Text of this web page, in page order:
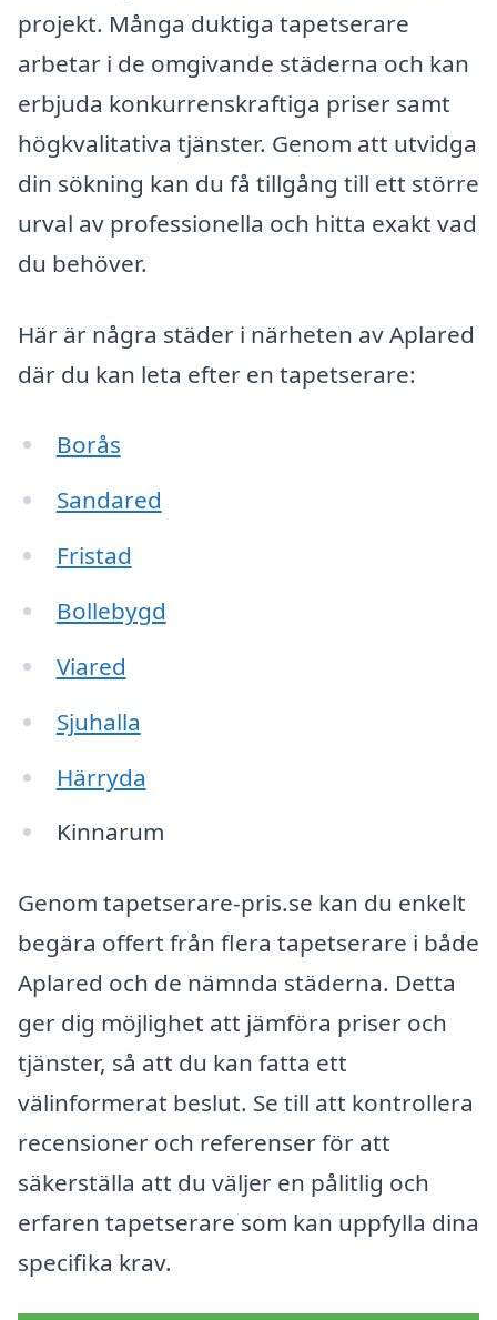
projekt. Många duktiga tapetserare
arbetar i de omgivande städerna och kan
erbjuda konkurrenskraftiga priser samt
högkvalitativa tjänster. Genom att utvidga
din sökning kan du få tillgång till ett större
urval av professionella och hitta exakt vad
du behöver.
Här är några städer i närheten av Aplared
där du kan leta efter en tapetserare:
Borås
Sandared
Fristad
Bollebygd
Viared
Sjuhalla
Härryda
Kinnarum
Genom tapetserare-pris.se kan du enkelt
begära offert från flera tapetserare i både
Aplared och de nämnda städerna. Detta
ger dig möjlighet att jämföra priser och
tjänster, så att du kan fatta ett
välinformerat beslut. Se till att kontrollera
recensioner och referenser för att
säkerställa att du väljer en pålitlig och
erfaren tapetserare som kan uppfylla dina
specifika krav.